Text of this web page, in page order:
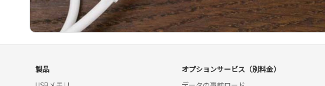
製品
オプションサービス（別料金）